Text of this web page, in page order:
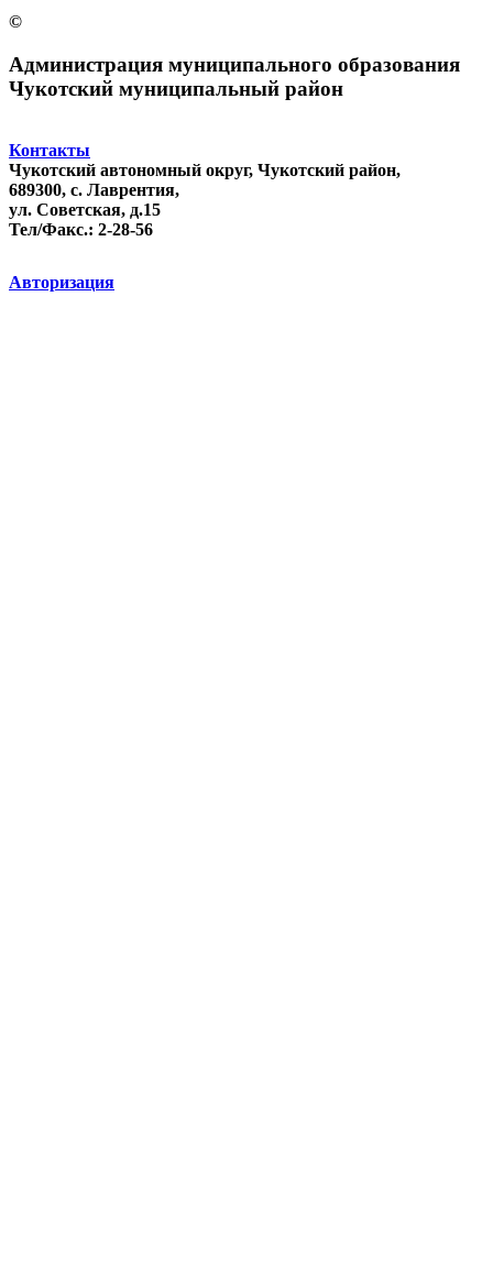
©
Администрация муниципального образования
Чукотский муниципальный район
Контакты
Чукотский автономный округ, Чукотский район,
689300, с. Лаврентия,
ул. Советская, д.15
Тел/Факс.: 2-28-56
Авторизация